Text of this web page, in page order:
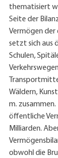
thematisiert
Seite der
Vermögen der
setzt sich aus
Schulen,
Wäldern,
m.
öffentliche
Milliarden.
obwohl die